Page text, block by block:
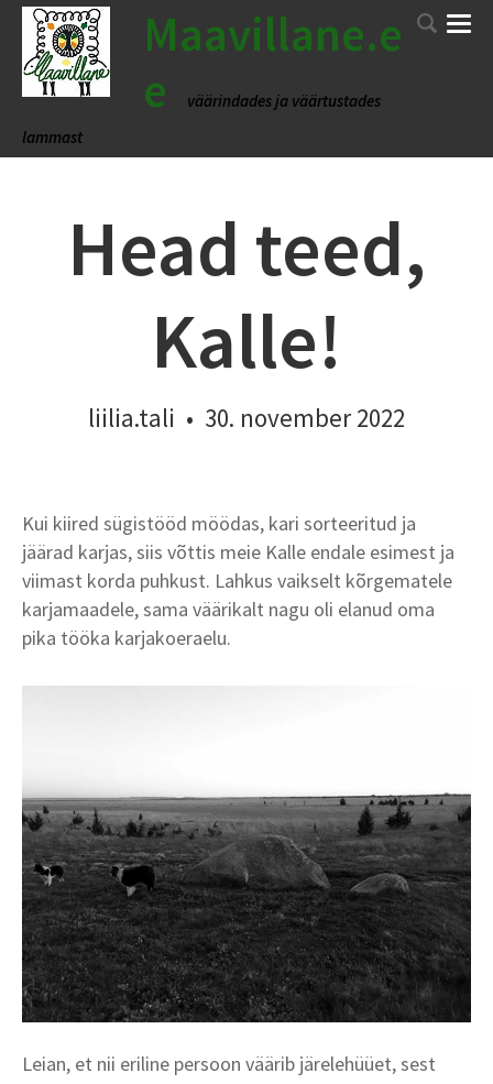
Maavillane.e
e
väärindades ja väärtustades
lammast
Head teed,
Kalle!
liilia.tali • 30. november 2022
Kui kiired sügistööd möödas, kari sorteeritud ja
jäärad karjas, siis võttis meie Kalle endale esimest ja
viimast korda puhkust. Lahkus vaikselt kõrgematele
karjamaadele, sama väärikalt nagu oli elanud oma
pika tööka karjakoeraelu.
Leian, et nii eriline persoon väärib järelehüüet, sest